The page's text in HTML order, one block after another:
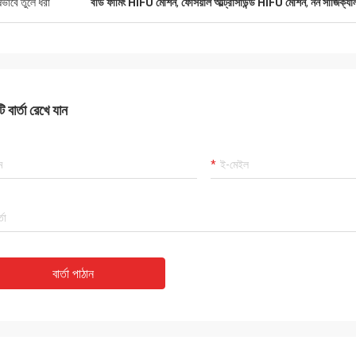
বার্তা রেখে যান
বার্তা পাঠান